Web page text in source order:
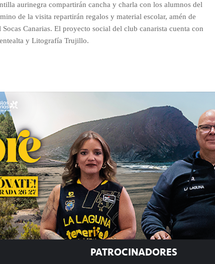
aurinegra compartirán cancha y charla con los alumnos del
de la visita repartirán regalos y material escolar, amén de
Canarias. El proyecto social del club canarista cuenta con
y Litografía Trujillo.
PATROCINADORES